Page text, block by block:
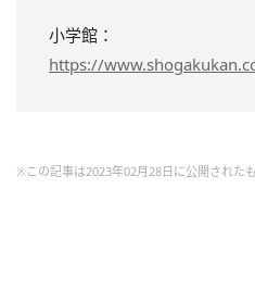
小学館：
https://
※この記事は2023年02月28日に公開された